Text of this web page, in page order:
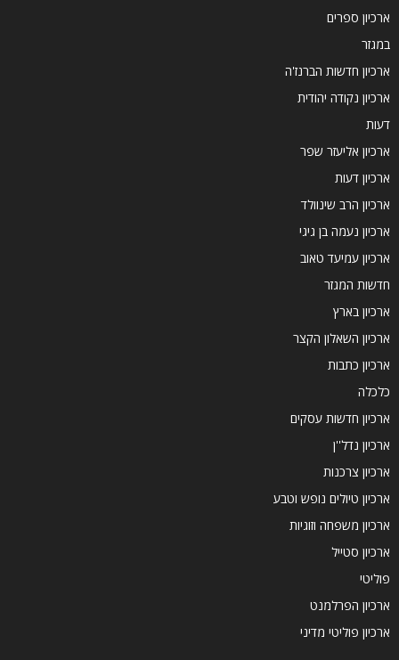
ארכיון ספרים
במגזר
ארכיון חדשות הברנז'ה
ארכיון נקודה יהודית
דעות
ארכיון אליעזר שפר
ארכיון דעות
ארכיון הרב שינוולד
ארכיון נעמה בן גיגי
ארכיון עמיעד טאוב
חדשות המגזר
ארכיון בארץ
ארכיון השאלון הקצר
ארכיון כתבות
כלכלה
ארכיון חדשות עסקים
ארכיון נדל''ן
ארכיון צרכנות
ארכיון טיולים נופש וטבע
ארכיון משפחה וזוגיות
ארכיון סטייל
פוליטי
ארכיון הפרלמנט
ארכיון פוליטי מדיני